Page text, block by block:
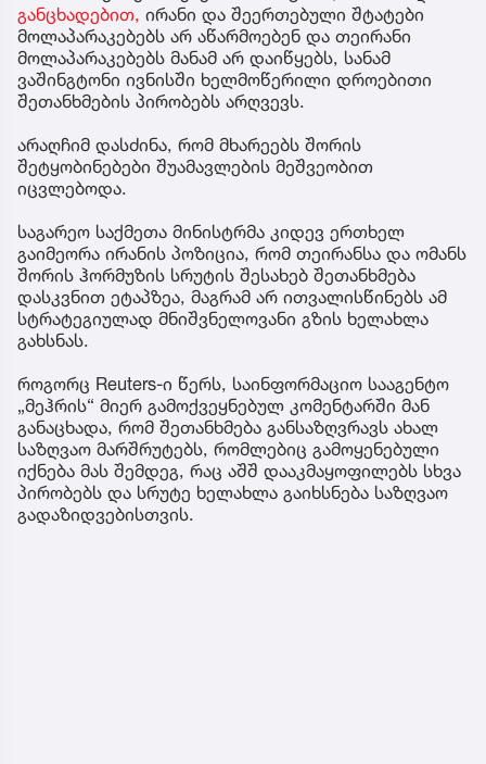
განცხადებით, ირანი და შეერთებული შტატები
მოლაპარაკებებს არ აწარმოებენ და თეირანი
მოლაპარაკებებს მანამ არ დაიწყებს, სანამ
ვაშინგტონი ივნისში ხელმოწერილი დროებითი
შეთანხმების პირობებს არღვევს.
არაღჩიმ დასძინა, რომ მხარეებს შორის
შეტყობინებები შუამავლების მეშვეობით
იცვლებოდა.
საგარეო საქმეთა მინისტრმა კიდევ ერთხელ
გაიმეორა ირანის პოზიცია, რომ თეირანსა და ომანს
შორის ჰორმუზის სრუტის შესახებ შეთანხმება
დასკვნით ეტაპზეა, მაგრამ არ ითვალისწინებს ამ
სტრატეგიულად მნიშვნელოვანი გზის ხელახლა
გახსნას.
როგორც Reuters-ი წერს, საინფორმაციო სააგენტო
„მეჰრის“ მიერ გამოქვეყნებულ კომენტარში მან
განაცხადა, რომ შეთანხმება განსაზღვრავს ახალ
საზღვაო მარშრუტებს, რომლებიც გამოყენებული
იქნება მას შემდეგ, რაც აშშ დააკმაყოფილებს სხვა
პირობებს და სრუტე ხელახლა გაიხსნება საზღვაო
გადაზიდვებისთვის.